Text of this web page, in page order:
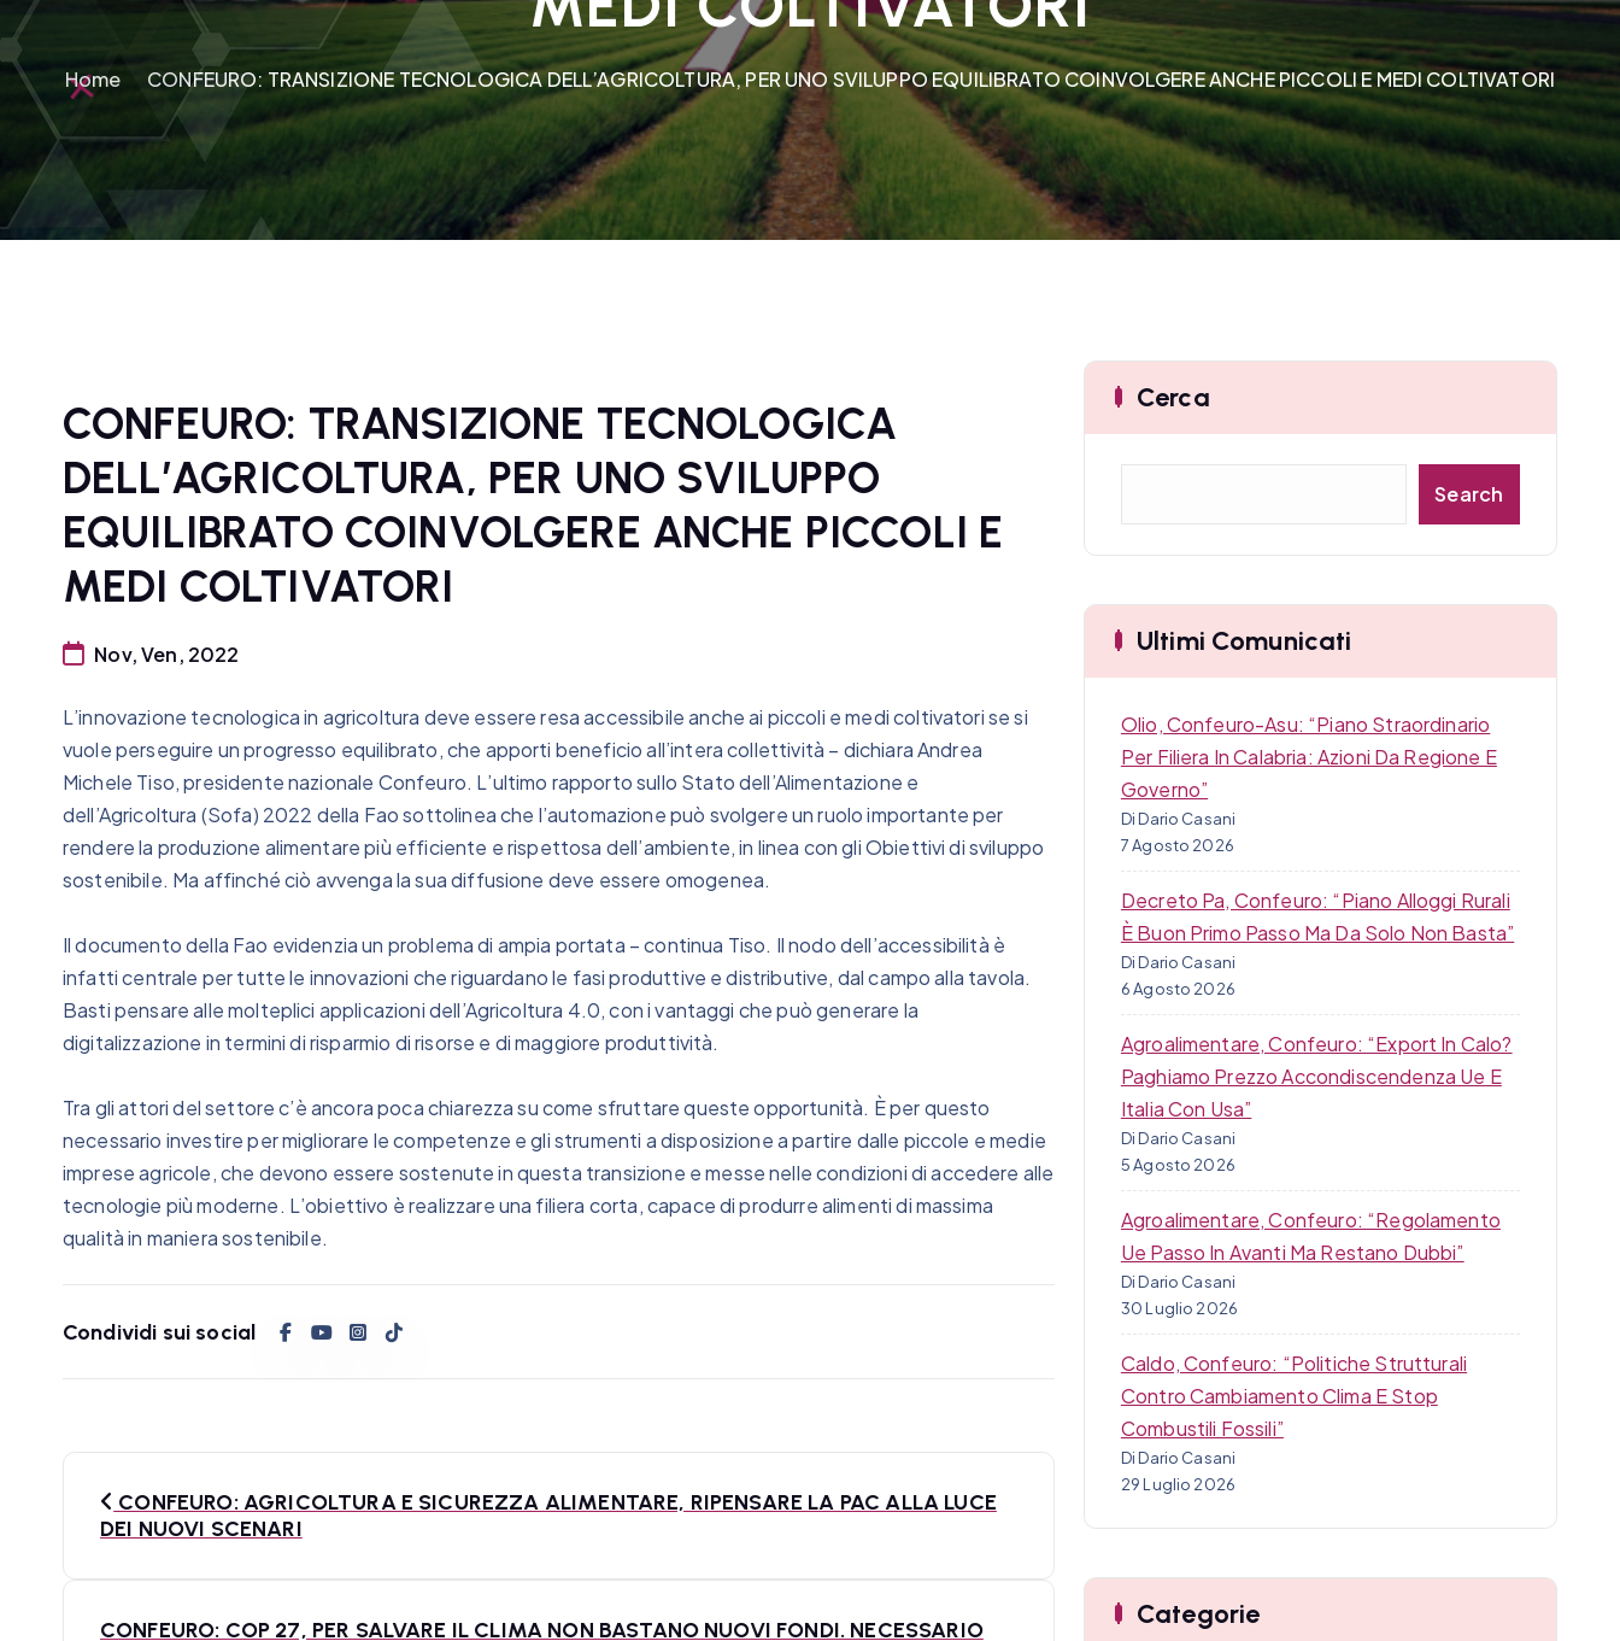
Home CONFEURO: TRANSIZIONE TECNOLOGICA DELL’AGRICOLTURA, PER UNO SVILUPPO EQUILIBRATO COINVOLGERE ANCHE PICCOLI E MEDI COLTIVATORI
CONFEURO: TRANSIZIONE TECNOLOGICA
DELL’AGRICOLTURA, PER UNO SVILUPPO
EQUILIBRATO COINVOLGERE ANCHE PICCOLI E
MEDI COLTIVATORI
Nov, Ven, 2022
L’innovazione tecnologica in agricoltura deve essere resa accessibile anche ai piccoli e medi coltivatori se si
vuole perseguire un progresso equilibrato, che apporti beneficio all’intera collettività – dichiara Andrea
Michele Tiso, presidente nazionale Confeuro. L’ultimo rapporto sullo Stato dell’Alimentazione e
dell’Agricoltura (Sofa) 2022 della Fao sottolinea che l’automazione può svolgere un ruolo importante per
rendere la produzione alimentare più efficiente e rispettosa dell’ambiente, in linea con gli Obiettivi di sviluppo
sostenibile. Ma affinché ciò avvenga la sua diffusione deve essere omogenea.
Il documento della Fao evidenzia un problema di ampia portata – continua Tiso. Il nodo dell’accessibilità è
infatti centrale per tutte le innovazioni che riguardano le fasi produttive e distributive, dal campo alla tavola.
Basti pensare alle molteplici applicazioni dell’Agricoltura 4.0, con i vantaggi che può generare la
digitalizzazione in termini di risparmio di risorse e di maggiore produttività.
Tra gli attori del settore c’è ancora poca chiarezza su come sfruttare queste opportunità. È per questo
necessario investire per migliorare le competenze e gli strumenti a disposizione a partire dalle piccole e medie
imprese agricole, che devono essere sostenute in questa transizione e messe nelle condizioni di accedere alle
tecnologie più moderne. L’obiettivo è realizzare una filiera corta, capace di produrre alimenti di massima
qualità in maniera sostenibile.
Condividi sui social
CONFEURO: AGRICOLTURA E SICUREZZA ALIMENTARE, RIPENSARE LA PAC ALLA LUCE
DEI NUOVI SCENARI
CONFEURO: COP 27, PER SALVARE IL CLIMA NON BASTANO NUOVI FONDI. NECESSARIO
Cerca
a
Search
Ultimi Comunicati
Olio, Confeuro-Asu: “Piano Straordinario
Per Filiera In Calabria: Azioni Da Regione E
Governo”
Di Dario Casani
7 Agosto 2026
Decreto Pa, Confeuro: “Piano Alloggi Rurali
È Buon Primo Passo Ma Da Solo Non Basta”
Di Dario Casani
6 Agosto 2026
Agroalimentare, Confeuro: “Export In Calo?
Paghiamo Prezzo Accondiscendenza Ue E
Italia Con Usa”
Di Dario Casani
5 Agosto 2026
Agroalimentare, Confeuro: “Regolamento
Ue Passo In Avanti Ma Restano Dubbi”
Di Dario Casani
30 Luglio 2026
Caldo, Confeuro: “Politiche Strutturali
Contro Cambiamento Clima E Stop
Combustili Fossili”
Di Dario Casani
29 Luglio 2026
Categorie